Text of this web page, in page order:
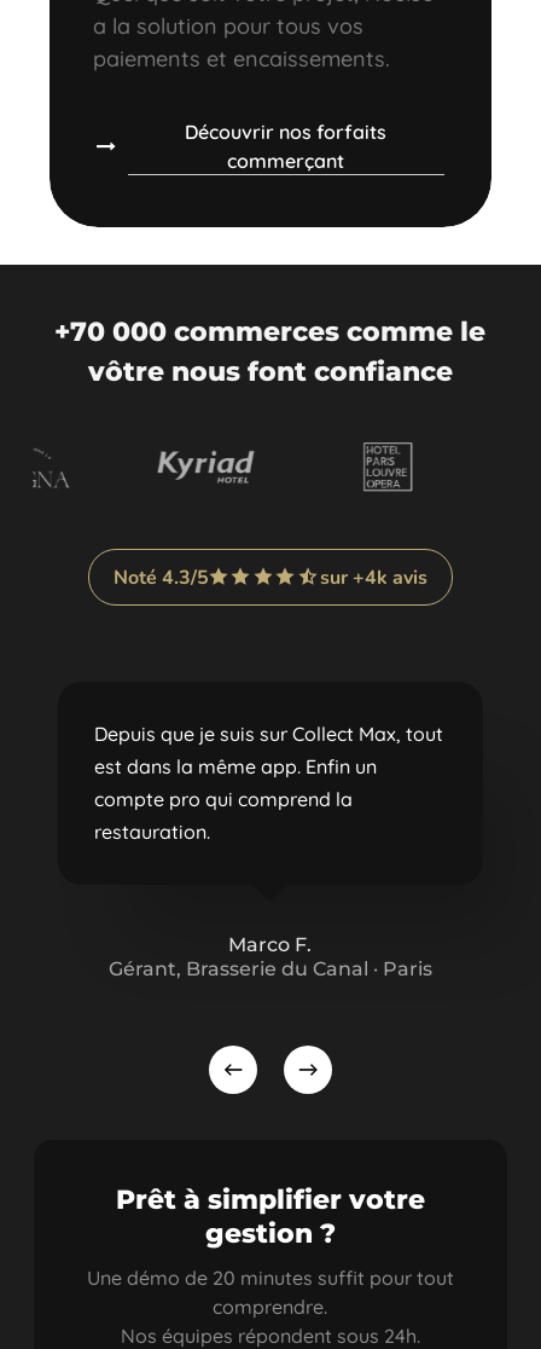
a la solution pour tous vos
paiements et encaissements.
Découvrir nos forfaits
commerçant
+70 000 commerces comme le
vôtre nous font confiance
Noté 4.3/5 sur +4k avis
Depuis que je suis sur Collect Max, tout
est dans la même app. Enfin un
compte pro qui comprend la
restauration.
Marco F.
Gérant, Brasserie du Canal · Paris
Prêt à simplifier votre
gestion ?
Une démo de 20 minutes suffit pour tout
comprendre.
Nos équipes répondent sous 24h.